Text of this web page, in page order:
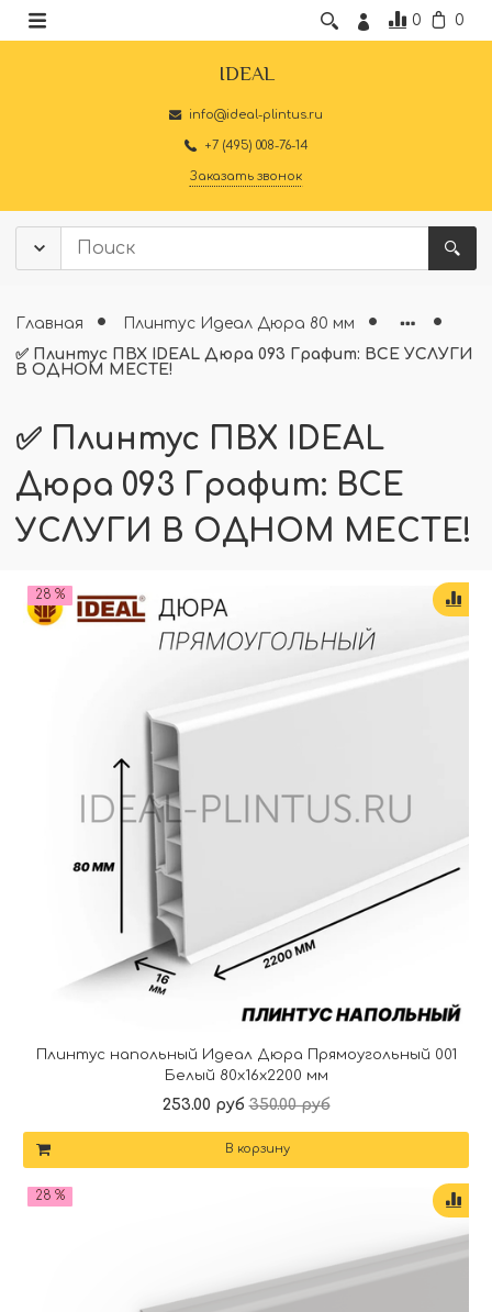
0 0
IDEAL
info@ideal-plintus.ru
+7 (495) 008-76-14
Заказать звонок
Главная
Плинтус Идеал Дюра 80 мм
✅ Плинтус ПВХ IDEAL Дюра 093 Графит: ВСЕ УСЛУГИ
В ОДНОМ МЕСТЕ!
✅ Плинтус ПВХ IDEAL
Дюра 093 Графит: ВСЕ
УСЛУГИ В ОДНОМ МЕСТЕ!
28 %
Плинтус напольный Идеал Дюра Прямоугольный 001
Белый 80x16x2200 мм
253.00 руб 350.00 руб
В корзину
28 %